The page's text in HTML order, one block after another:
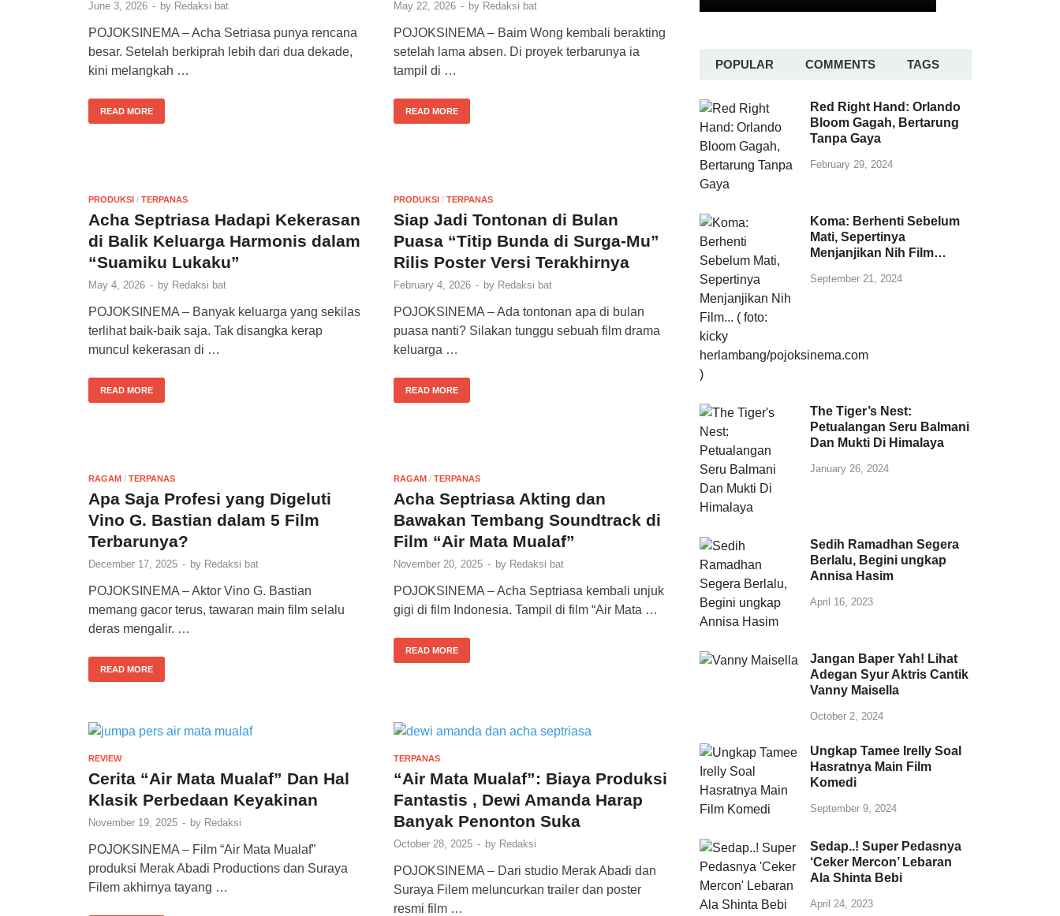
June 3, 2026 - by Redaksi bat
POJOKSINEMA – Acha Setriasa punya rencana
besar. Setelah berkiprah lebih dari dua dekade,
kini melangkah …
READ MORE
May 22, 2026 - by Redaksi bat
POJOKSINEMA – Baim Wong kembali berakting
setelah lama absen. Di proyek terbarunya ia
tampil di …
READ MORE
PRODUKSI / TERPANAS
Acha Septriasa Hadapi Kekerasan
di Balik Keluarga Harmonis dalam
“Suamiku Lukaku”
May 4, 2026 - by Redaksi bat
POJOKSINEMA – Banyak keluarga yang sekilas
terlihat baik-baik saja. Tak disangka kerap
muncul kekerasan di …
READ MORE
PRODUKSI / TERPANAS
Siap Jadi Tontonan di Bulan
Puasa “Titip Bunda di Surga-Mu”
Rilis Poster Versi Terakhirnya
February 4, 2026 - by Redaksi bat
POJOKSINEMA – Ada tontonan apa di bulan
puasa nanti? Silakan tunggu sebuah film drama
keluarga …
READ MORE
RAGAM / TERPANAS
Apa Saja Profesi yang Digeluti
Vino G. Bastian dalam 5 Film
Terbarunya?
December 17, 2025 - by Redaksi bat
POJOKSINEMA – Aktor Vino G. Bastian
memang gacor terus, tawaran main film selalu
deras mengalir. …
READ MORE
RAGAM / TERPANAS
Acha Septriasa Akting dan
Bawakan Tembang Soundtrack di
Film “Air Mata Mualaf”
November 20, 2025 - by Redaksi bat
POJOKSINEMA – Acha Septriasa kembali unjuk
gigi di film Indonesia. Tampil di film “Air Mata …
READ MORE
REVIEW
Cerita “Air Mata Mualaf” Dan Hal
Klasik Perbedaan Keyakinan
November 19, 2025 - by Redaksi
POJOKSINEMA – Film “Air Mata Mualaf”
produksi Merak Abadi Productions dan Suraya
Filem akhirnya tayang …
TERPANAS
“Air Mata Mualaf”: Biaya Produksi
Fantastis , Dewi Amanda Harap
Banyak Penonton Suka
October 28, 2025 - by Redaksi
POJOKSINEMA – Dari studio Merak Abadi dan
Suraya Filem meluncurkan trailer dan poster
resmi film …
POPULAR COMMENTS TAGS
Red Right Hand: Orlando
Bloom Gagah, Bertarung
Tanpa Gaya
February 29, 2024
Koma: Berhenti Sebelum
Mati, Sepertinya
Menjanjikan Nih Film…
September 21, 2024
The Tiger’s Nest:
Petualangan Seru Balmani
Dan Mukti Di Himalaya
January 26, 2024
Sedih Ramadhan Segera
Berlalu, Begini ungkap
Annisa Hasim
April 16, 2023
Jangan Baper Yah! Lihat
Adegan Syur Aktris Cantik
Vanny Maisella
October 2, 2024
Ungkap Tamee Irelly Soal
Hasratnya Main Film
Komedi
September 9, 2024
Sedap..! Super Pedasnya
‘Ceker Mercon’ Lebaran
Ala Shinta Bebi
April 24, 2023